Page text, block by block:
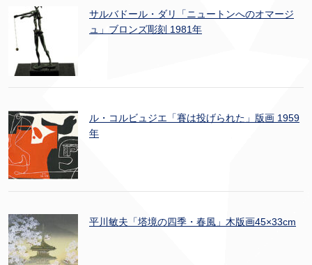
サルバドール・ダリ「ニュートンへのオマージ
ュ」ブロンズ彫刻 1981年
ル・コルビュジエ「賽は投げられた」版画 1959
年
平川敏夫「塔境の四季・春風」木版画45×33cm